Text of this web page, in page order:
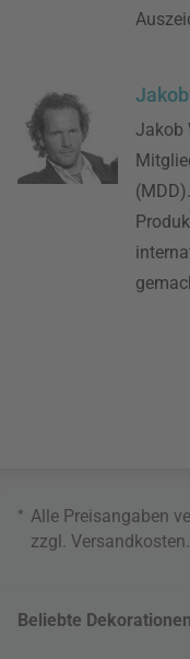
Jakob
* Alle Preisangaben
zzgl. Versandkosten.
Beliebte Dekorationen